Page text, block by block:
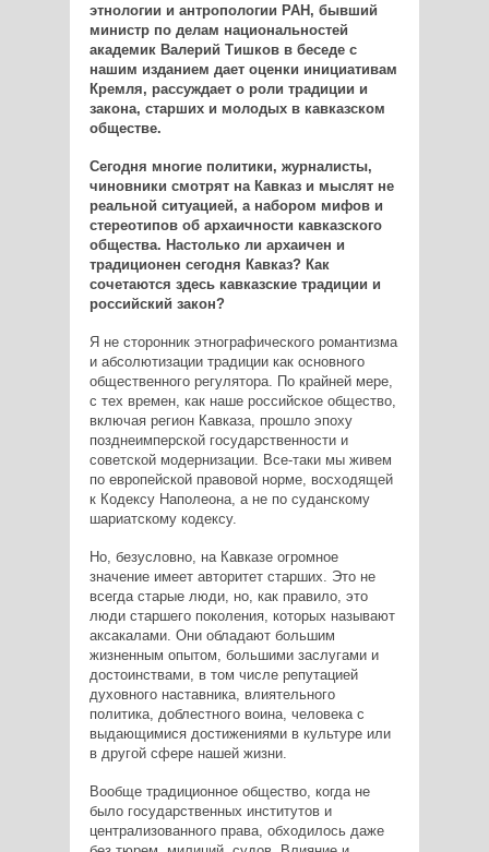
этнологии и антропологии РАН, бывший
министр по делам национальностей
академик Валерий Тишков в беседе с
нашим изданием дает оценки инициативам
Кремля, рассуждает о роли традиции и
закона, старших и молодых в кавказском
обществе.
Сегодня многие политики, журналисты,
чиновники смотрят на Кавказ и мыслят не
реальной ситуацией, а набором мифов и
стереотипов об архаичности кавказского
общества. Настолько ли архаичен и
традиционен сегодня Кавказ? Как
сочетаются здесь кавказские традиции и
российский закон?
Я не сторонник этнографического романтизма
и абсолютизации традиции как основного
общественного регулятора. По крайней мере,
с тех времен, как наше российское общество,
включая регион Кавказа, прошло эпоху
позднеимперской государственности и
советской модернизации. Все-таки мы живем
по европейской правовой норме, восходящей
к Кодексу Наполеона, а не по суданскому
шариатскому кодексу.
Но, безусловно, на Кавказе огромное
значение имеет авторитет старших. Это не
всегда старые люди, но, как правило, это
люди старшего поколения, которых называют
аксакалами. Они обладают бoльшим
жизненным опытом, бoльшими заслугами и
достоинствами, в том числе репутацией
духовного наставника, влиятельного
политика, доблестного воина, человека с
выдающимися достижениями в культуре или
в другой сфере нашей жизни.
Вообще традиционное общество, когда не
было государственных институтов и
централизованного права, обходилось даже